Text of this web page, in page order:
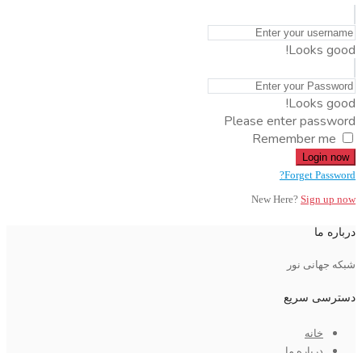
Looks good!
Looks good!
Please enter password
Remember me
Login now
Forget Password?
New Here? Sign up now
درباره ما
شبکه جهانی نور
دسترسی سریع
خانه